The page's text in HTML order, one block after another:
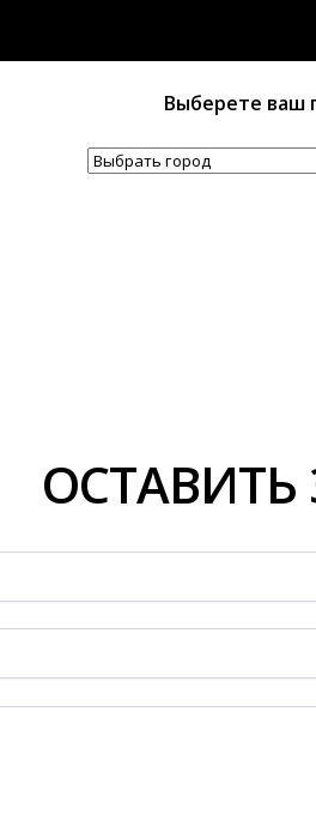
Выберете ваш
ОСТАВИТЬ